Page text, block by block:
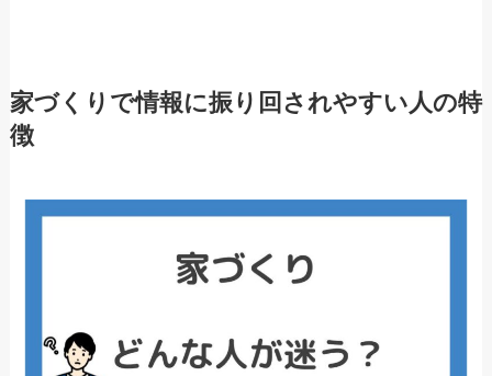
家づくりで情報に振り回されやすい人の特
徴